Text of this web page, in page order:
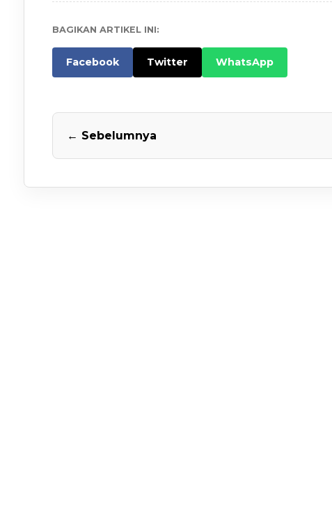
BAGIKAN ARTIKEL INI:
Facebook Twitter WhatsApp
← Sebelumnya